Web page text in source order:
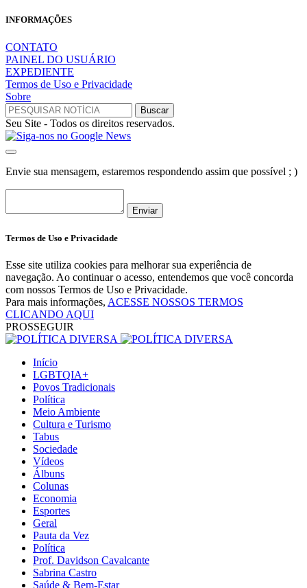
INFORMAÇÕES
CONTATO
PAINEL DO USUÁRIO
EXPEDIENTE
Termos de Uso e Privacidade
Sobre
Seu Site - Todos os direitos reservados.
Envie sua mensagem, estaremos respondendo assim que possível ; )
Enviar
Termos de Uso e Privacidade
Esse site utiliza cookies para melhorar sua experiência de
navegação. Ao continuar o acesso, entendemos que você concorda
com nossos Termos de Uso e Privacidade.
Para mais informações, ACESSE NOSSOS TERMOS
CLICANDO AQUI
PROSSEGUIR
Início
LGBTQIA+
Povos Tradicionais
Política
Meio Ambiente
Cultura e Turismo
Tabus
Sociedade
Vídeos
Álbuns
Colunas
Economia
Esportes
Geral
Pauta da Vez
Política
Prof. Davidson Cavalcante
Sabrina Castro
Saúde & Bem-Estar